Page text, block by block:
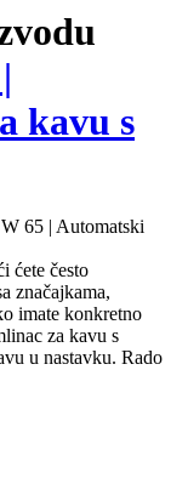
kavu s
65 | Automatski
ćete često
značajkama,
imate konkretno
za kavu s
u nastavku. Rado